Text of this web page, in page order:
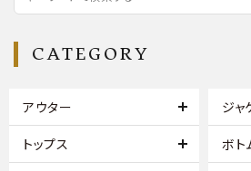
CATEGORY
アウター ジャ
トップス ボト